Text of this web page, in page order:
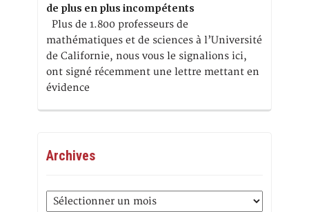
de plus en plus incompétents
Plus de 1.800 professeurs de
mathématiques et de sciences à l’Université
de Californie, nous vous le signalions ici,
ont signé récemment une lettre mettant en
évidence
Archives
Archives